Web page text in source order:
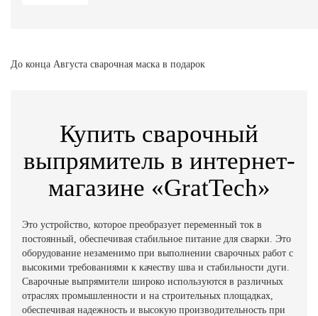
До конца Августа сварочная маска в подарок
Купить сварочный
выпрямитель в интернет-
магазине «GratTech»
Это устройство, которое преобразует переменный ток в
постоянный, обеспечивая стабильное питание для сварки. Это
оборудование незаменимо при выполнении сварочных работ с
высокими требованиями к качеству шва и стабильности дуги.
Сварочные выпрямители широко используются в различных
отраслях промышленности и на строительных площадках,
обеспечивая надежность и высокую производительность при